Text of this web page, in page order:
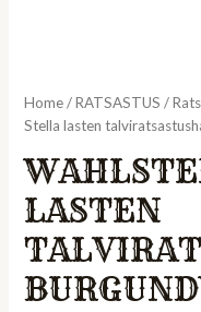
Home/RATSASTUS /
Stella lasten
LASTEN